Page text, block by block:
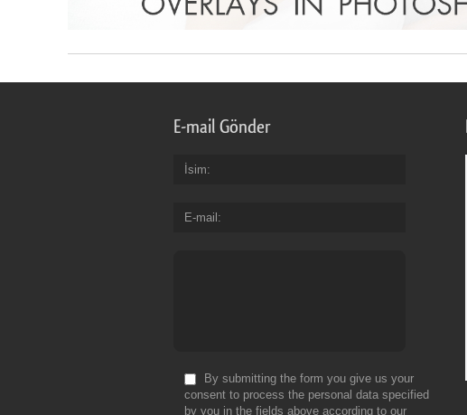
E-mail Gönder
İsim
E-mail
By submitting the form you give us your
consent to process the personal data specified
by you in the fields above according to our